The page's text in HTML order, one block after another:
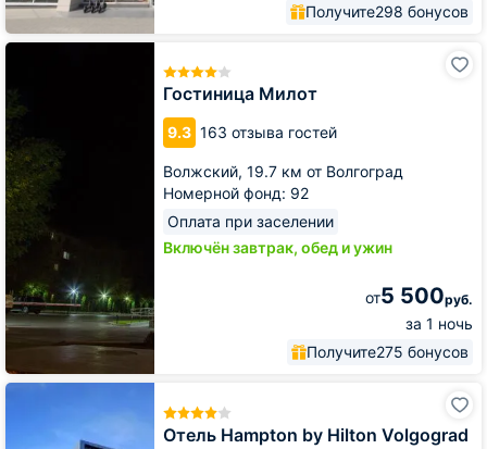
Получите298 бонусов
Гостиница Милот
9.3 163 отзыва гостей
Волжский, 19.7 км от Волгоград
Номерной фонд: 92
Оплата при заселении
Включён завтрак, обед и ужин
от5 500руб.
за 1 ночь
Получите275 бонусов
Гостиница
Отель Hampton by Hilton Volgograd
Отель